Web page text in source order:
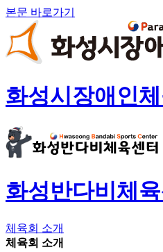
본문 바로가기
화성시장애인
화성반다비체
체육회 소개
체육회 소개